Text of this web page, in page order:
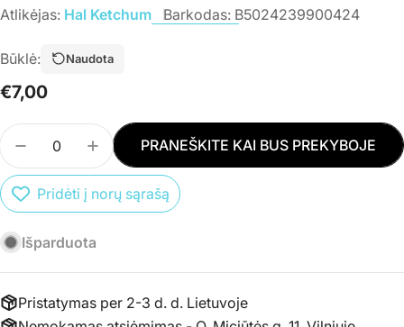
Atlikėjas: Hal Ketchum Barkodas: B5024239900424
Būklė: Naudota
Įprasta
€7,00
Kiekis
SUMAŽINTI PREKĖS CD HAL KETCHUM - PAST
PADIDINTI PREKĖS CD HAL KETCHUM
PRANEŠKITE KAI BUS PREKYBOJE
Pridėti į norų sąrašą
Išparduota
Pristatymas per 2-3 d. d. Lietuvoje